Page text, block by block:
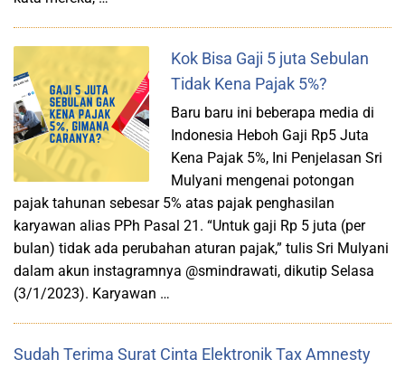
Kok Bisa Gaji 5 juta Sebulan
Tidak Kena Pajak 5%?
Baru baru ini beberapa media di
Indonesia Heboh Gaji Rp5 Juta
Kena Pajak 5%, Ini Penjelasan Sri
Mulyani mengenai potongan
pajak tahunan sebesar 5% atas pajak penghasilan
karyawan alias PPh Pasal 21. “Untuk gaji Rp 5 juta (per
bulan) tidak ada perubahan aturan pajak,” tulis Sri Mulyani
dalam akun instagramnya @smindrawati, dikutip Selasa
(3/1/2023). Karyawan …
Sudah Terima Surat Cinta Elektronik Tax Amnesty